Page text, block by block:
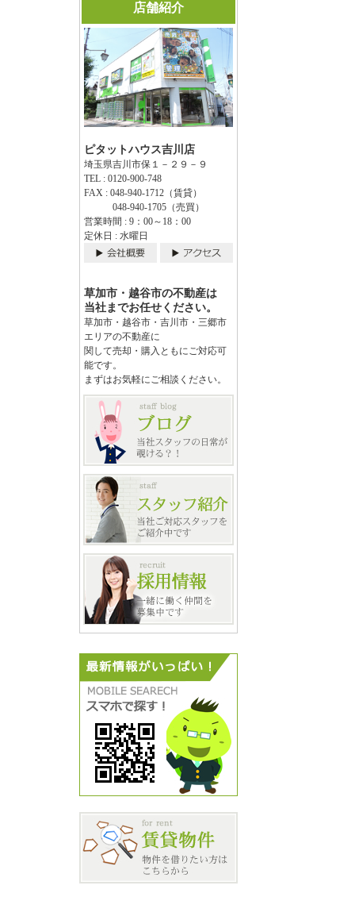
店舗紹介
ピタットハウス吉川店
埼玉県吉川市保１－２９－９
TEL : 0120-900-748
FAX : 048-940-1712（賃貸）
048-940-1705（売買）
営業時間 : 9：00～18：00
定休日 : 水曜日
草加市・越谷市の不動産は
当社までお任せください。
草加市・越谷市・吉川市・三郷市
エリアの不動産に
関して売却・購入ともにご対応可
能です。
まずはお気軽にご相談ください。